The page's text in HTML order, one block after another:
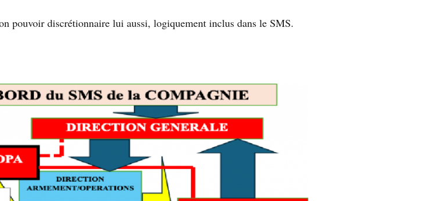
pouvoir discrétionnaire lui aussi, logiquement inclus dans le SMS.